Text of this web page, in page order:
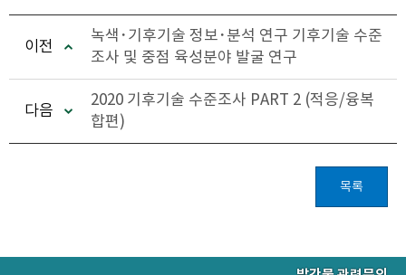
이전
녹색･기후기술 정보･분석 연구 기후기술 수준
조사 및 중점 육성분야 발굴 연구
다음
2020 기후기술 수준조사 PART 2 (적응/융복
합편)
목록